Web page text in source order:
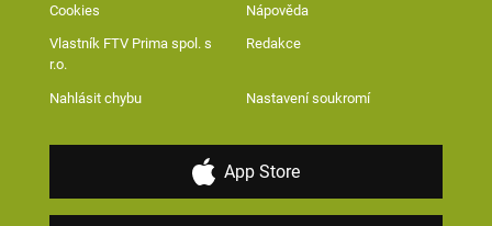
Cookies Nápověda
Vlastník FTV Prima spol. s
r.o.
Redakce
Nahlásit chybu Nastavení soukromí
App Store